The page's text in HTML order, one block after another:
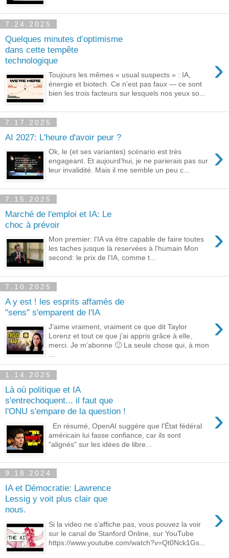
7.24.2025
Quelques minutes d’optimisme
dans cette tempête
technologique
›
Toujours les mêmes « usual suspects » : IA,
énergie et biotech. Ce n’est pas faux — ce sont
bien les trois facteurs sur lesquels nos yeux so...
7.17.2025
AI 2027: L'heure d'avoir peur ?
›
Ok, le (et ses variantes) scénario est très
engageant. Et aujourd’hui, je ne parierais pas sur
leur invalidité. Mais il me semble un peu c...
7.15.2025
Marché de l'emploi et IA: Le
choc à prévoir
›
Mon premier: l'IA va être capable de faire toutes
les taches jusque là reservées à l'humain Mon
second: le prix de l'IA, comme t...
7.10.2025
A y est ! les esprits affamés de
"sens" s'emparent de l'IA
›
J’aime vraiment, vraiment ce que dit Taylor
Lorenz et tout ce que j’ai appris grâce à elle,
merci. Je m’abonne 🙂 La seule chose qui, à mon
...
1.14.2025
Là où politique et IA
s'entrechoquent... il faut que
l'ONU s'empare de la question !
›
En résumé, OpenAI suggère que l'État fédéral
américain lui fasse confiance, car ils sont
"alignés" sur les idées de libre...
9.18.2024
IA et Démocratie: Lawrence
Lessig y voit plus clair que
nous.
›
Si la video ne s'affiche pas, vous pouvez la voir
sur le canal de Stanford Online, sur YouTube
https://www.youtube.com/watch?v=Qt0Nck1Gs...